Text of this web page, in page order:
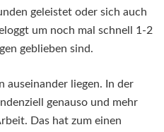
geleistet oder sich auch
um noch mal schnell 1-2
geblieben sind.
auseinander liegen. In der
genauso und mehr
Das hat zum einen